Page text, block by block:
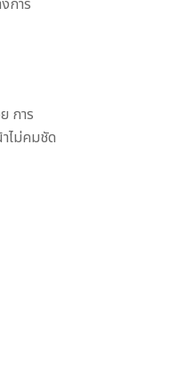
การ
การ
ไม่คมชัด